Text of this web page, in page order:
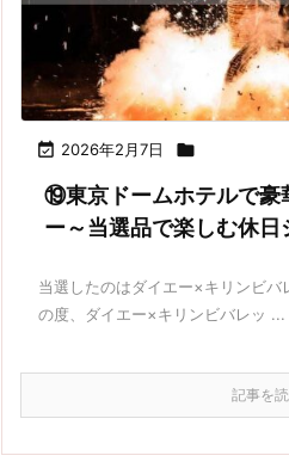
 2026年2月7日 
⑲東京ドームホテルで豪
ー～当選品で楽しむ休日
当選したのはダイエー×キリンビバ
の度、ダイエー×キリンビバレッ ...
記事を